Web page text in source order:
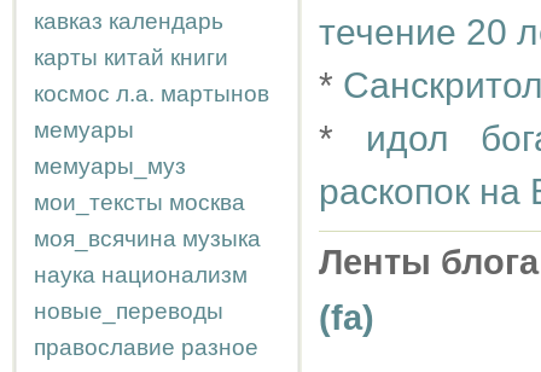
кавказ календарь
карты китай книги
космос л.а. мартынов
мемуары
мемуары_муз
мои_тексты москва
моя_всячина музыка
наука национализм
новые_переводы
православие разное
течение 20
*
* идол
раскопок на
Ленты
(fa)